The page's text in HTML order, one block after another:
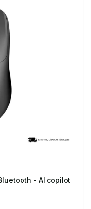
- AI copilot